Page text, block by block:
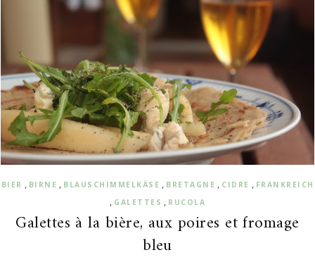
BIER , BIRNE , BLAUSCHIMMELKÄSE , BRETAGNE , CIDRE , FRANKREICH
, GALETTES , RUCOLA
Galettes à la bière, aux poires et fromage
bleu